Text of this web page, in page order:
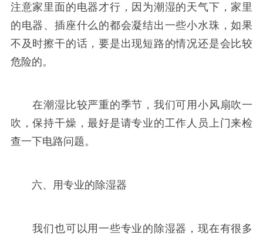
注意家里面的电器才行，因为潮湿的天气下，家里
的电器、插座什么的都会凝结出一些小水珠，如果
不及时擦干的话，要是出现短路的情况还是会比较
危险的。
在潮湿比较严重的季节，我们可用小风扇吹一
吹，保持干燥，最好是请专业的工作人员上门来检
查一下电路问题。
六、用专业的除湿器
我们也可以用一些专业的除湿器，现在有很多